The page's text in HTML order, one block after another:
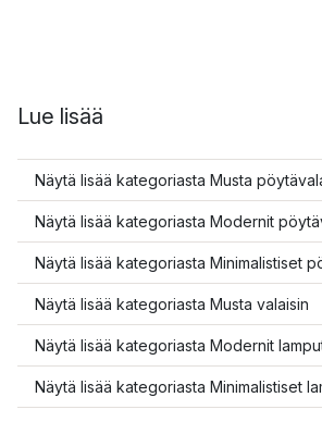
Lue lisää
Näytä lisää kategoriasta Musta
Näytä lisää kategoriasta Modernit
Näytä lisää kategoriasta Minimalistiset
Näytä lisää kategoriasta Musta valaisin
Näytä lisää kategoriasta Modernit
Näytä lisää kategoriasta Minimalistiset